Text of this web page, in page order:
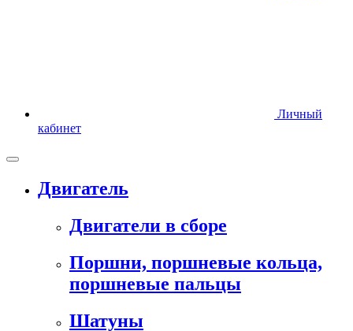
Личный
кабинет
Двигатель
Двигатели в сборе
Поршни, поршневые кольца,
поршневые пальцы
Шатуны